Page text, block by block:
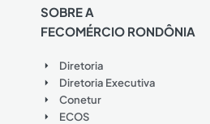
SOBRE A
FECOMÉRCIO RONDÔNIA
Diretoria
Diretoria Executiva
Conetur
ECOS